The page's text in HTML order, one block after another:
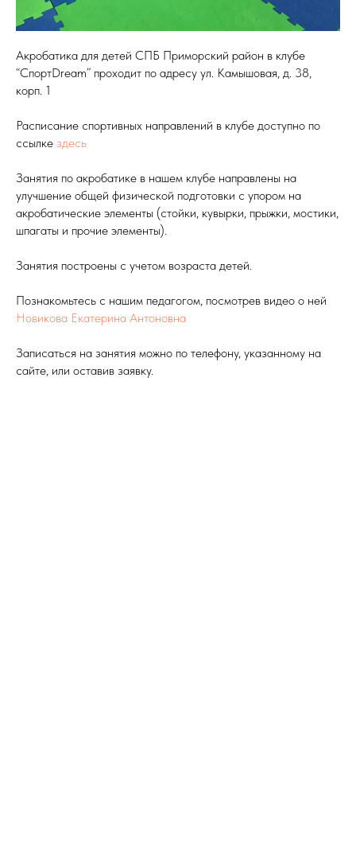
Акробатика для детей СПБ Приморский район в клубе
“СпортDream” проходит по адресу ул. Камышовая, д. 38,
корп. 1
Расписание спортивных направлений в клубе доступно по
ссылке здесь
Занятия по акробатике в нашем клубе направлены на
улучшение общей физической подготовки с упором на
акробатические элементы (стойки, кувырки, прыжки, мостики,
шпагаты и прочие элементы).
Занятия построены с учетом возраста детей.
Познакомьтесь с нашим педагогом, посмотрев видео о ней
Новикова Екатерина Антоновна
Записаться на занятия можно по телефону, указанному на
сайте, или оставив заявку.